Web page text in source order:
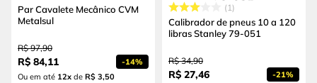
Par Cavalete Mecânico CVM
Metalsul
R$ 97,90
R$ 84,11 -14%
Ou em até 12x de R$ 3,50
1
Calibrador de pneus 10 a 120
libras Stanley 79-051
R$ 34,90
R$ 27,46 -21%